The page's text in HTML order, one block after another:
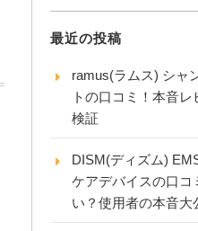
最近の投稿
ramus(ラムス) シャ
トの口コミ！本音
検証
DISM(ディズム)
ケアデバイスの口コ
い？使用者の本音大